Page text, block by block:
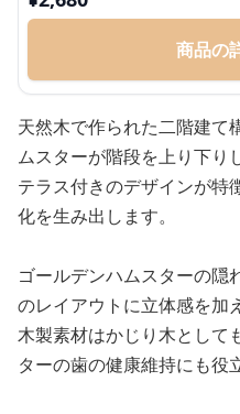
商品の
天然木で作られた二階建て
ムスターが階段を上り下り
テラス付きのデザインが特
化を生み出します。
ゴールデンハムスターの隠
のレイアウトに立体感を加
木製素材はかじり木として
ターの歯の健康維持にも役